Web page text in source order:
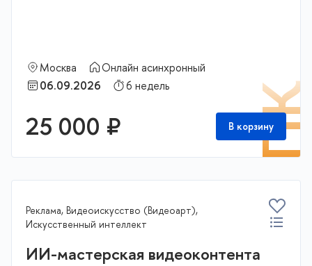
Москва
Онлайн асинхронный
06.09.2026
6 недель
25 000 ₽ В корзину
Реклама, Видеоискусство (Видеоарт),
Искусственный интеллект
ИИ-мастерская видеоконтента